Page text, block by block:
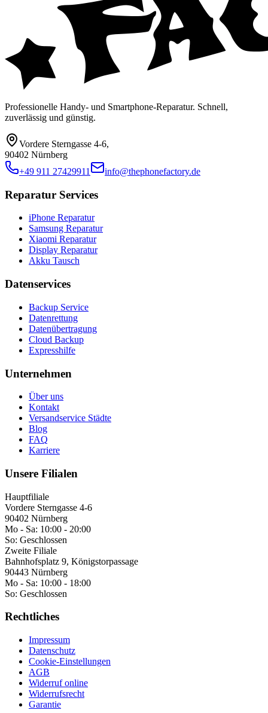
Professionelle Handy- und Smartphone-Reparatur. Schnell,
zuverlässig und günstig.
Vordere Sterngasse 4-6,
90402 Nürnberg
+49 911 27429911
info@thephonefactory.de
Reparatur Services
iPhone Reparatur
Samsung Reparatur
Xiaomi Reparatur
Display Reparatur
Akku Tausch
Datenservices
Backup Service
Datenrettung
Datenübertragung
Cloud Backup
Expresshilfe
Unternehmen
Über uns
Kontakt
Versandservice Städte
Blog
FAQ
Karriere
Unsere Filialen
Hauptfiliale
Vordere Sterngasse 4-6
90402 Nürnberg
Mo - Sa: 10:00 - 20:00
So: Geschlossen
Zweite Filiale
Bahnhofsplatz 9, Königstorpassage
90443 Nürnberg
Mo - Sa: 10:00 - 18:00
So: Geschlossen
Rechtliches
Impressum
Datenschutz
Cookie-Einstellungen
AGB
Widerruf online
Widerrufsrecht
Garantie